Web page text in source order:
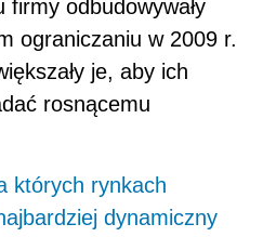
firmy odbudowywały
ograniczaniu w 2009 r.
je, aby ich
rosnącemu
których rynkach
dynamiczny